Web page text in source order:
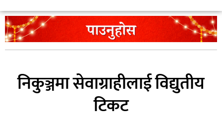
निकुञ्जमा सेवाग्राहीलाई विद्युतीय
टिकट